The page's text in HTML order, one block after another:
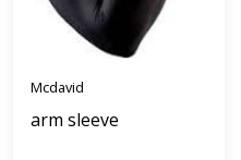
Mcdavid
arm sleeve